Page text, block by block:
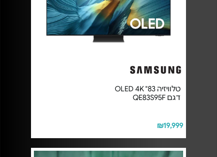
טלוויזיה OLED 4K "83
דגם QE83S95F
₪19,999